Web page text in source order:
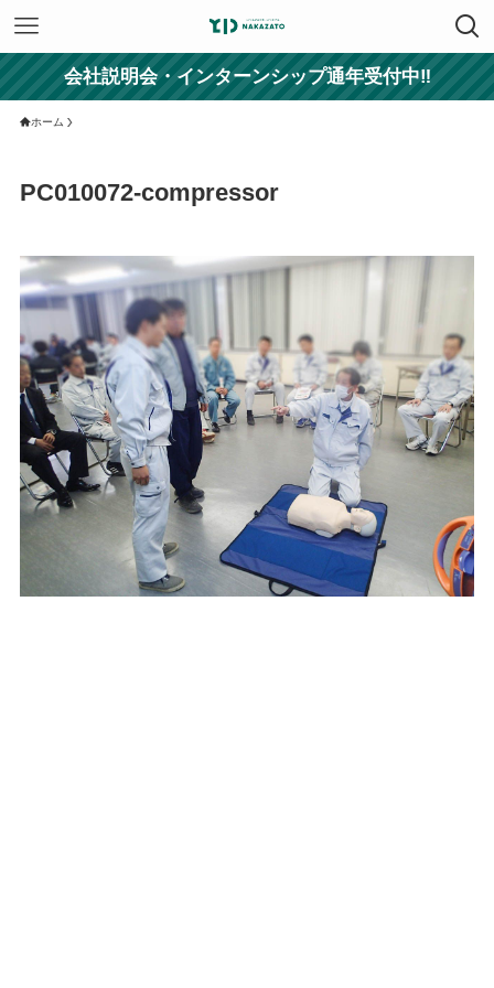
会社説明会・インターンシップ通年受付中‼
ホーム
PC010072-compressor